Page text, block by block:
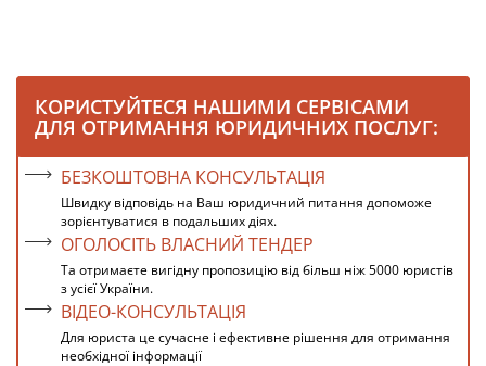
КОРИСТУЙТЕСЯ НАШИМИ СЕРВІСАМИ
ДЛЯ ОТРИМАННЯ ЮРИДИЧНИХ ПОСЛУГ:
БЕЗКОШТОВНА КОНСУЛЬТАЦІЯ
Швидку відповідь на Ваш юридичний питання допоможе
зорієнтуватися в подальших діях.
ОГОЛОСІТЬ ВЛАСНИЙ ТЕНДЕР
Та отримаєте вигідну пропозицію від більш ніж 5000 юристів
з усієї України.
ВІДЕО-КОНСУЛЬТАЦІЯ
Для юриста це сучасне і ефективне рішення для отримання
необхідної інформації